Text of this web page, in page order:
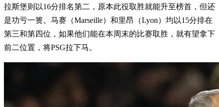
拉斯堡则以16分排名第二，原本此役取胜就能升至榜首，但还
是功亏一篑。马赛（Marseille）和里昂（Lyon）均以15分排在
第三和第四位，如果他们能在本周末的比赛取胜，就有望拿下
前二位置，将PSG拉下马。